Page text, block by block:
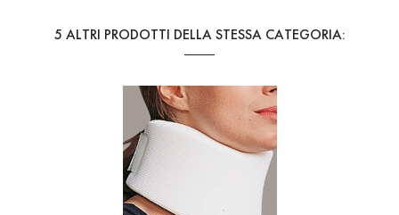
5 ALTRI PRODOTTI DELLA STESSA CATEGORIA: